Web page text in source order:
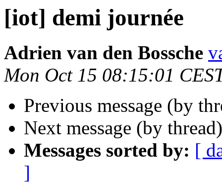
[iot] demi journée
Adrien van den Bossche
Mon Oct 15 08:15:01
Previous message (by
Next message (by
Messages sorted by: [
]